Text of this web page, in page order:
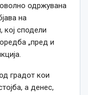
одржувана
на
кој сподели
„пред и
градот кои
а денес,